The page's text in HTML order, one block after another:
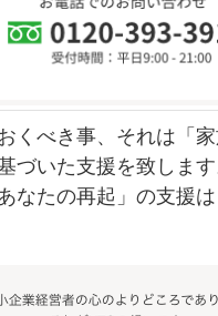
くべき事、それは「
づいた支援を致しま
なたの再起」の支援